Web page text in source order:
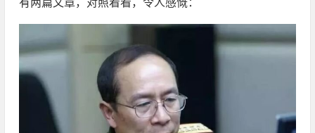
有两篇文章，对照着看，令人感慨：